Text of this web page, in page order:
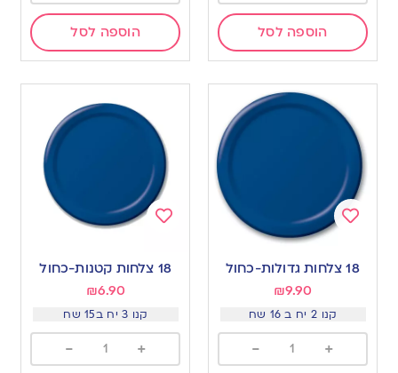
הוספה לסל הוספה לסל
to
wishlist
18 צלחות גדולות-כחול
₪9.90
קנו 2 יח ב 16 שח
+
-
to
wishlist
18 צלחות קטנות-כחול
₪6.90
קנו 3 יח ב15 שח
+
-